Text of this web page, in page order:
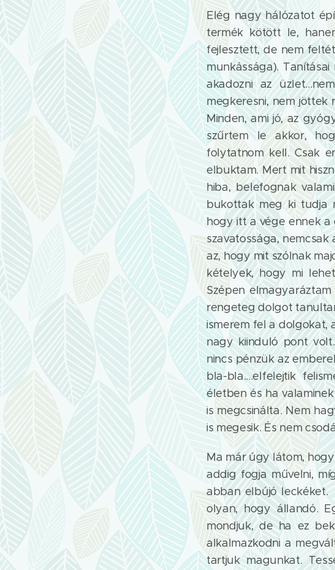
Elég nagy hálózatot
termék kötött le,
fejlesztett, de nem
munkássága).
akadozni az
megkeresni, nem
Minden, ami jó, az
szűrtem le akkor,
folytatnom kell. Csak
elbuktam. Mert mit
hiba, belefognak
bukottak meg ki tudja
hogy itt a vége ennek a
szavatossága,
az, hogy mit szólnak
kételyek, hogy mi
Szépen
rengeteg dolgot
ismerem fel a dolgokat,
nagy kiinduló pont
nincs pénzük az
bla-bla....elfelejtik
életben és ha
is megcsinálta. Nem
is megesik. És nem
Ma már úgy látom,
addig fogja művelni,
abban elbújó
olyan, hogy állandó.
mondjuk, de ha ez
alkalmazkodni a
tartjuk magunkat.